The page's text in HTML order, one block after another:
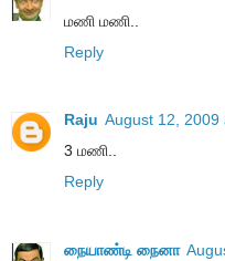
மணி மணி..
Reply
Raju August 12, 2009
3 மணி..
Reply
நையாண்டி நைனா